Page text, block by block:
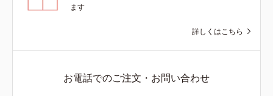
ます
詳しくはこちら
お電話でのご注文・お問い合わせ